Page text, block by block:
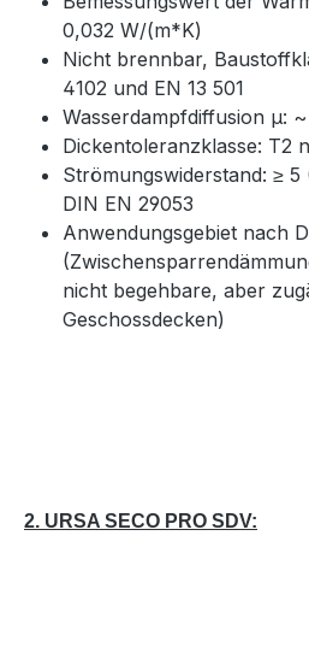
0,032 W/(m*K)
Nicht brennbar,
4102 und EN 13 501
Wasserdampfdiffusion μ:
Dickentoleranzklasse: T2
Strömungswiderstand: ≥ 5
DIN EN 29053
Anwendungsgebiet nach
nicht begehbare, aber
Geschossdecken)
2. URSA SECO PRO SDV: